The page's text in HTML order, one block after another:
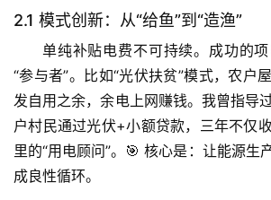
首
页
2.1 模式创新：从“给鱼”到“造渔”
单纯补贴电费不可持续。 成功的
“参与者”。比如“光伏扶贫”模式，农户
发自用之余，余电上网赚钱。我曾指导
户村民通过光伏+小额贷款，三年不仅
里的“用电顾问”。🎯 核心是：让能源生
成良性循环。